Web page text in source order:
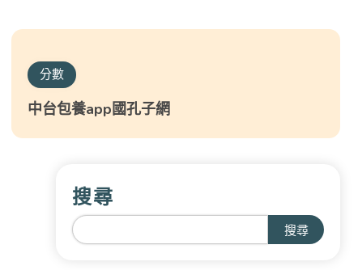
分數
中台包養app國孔子網
搜尋
搜尋